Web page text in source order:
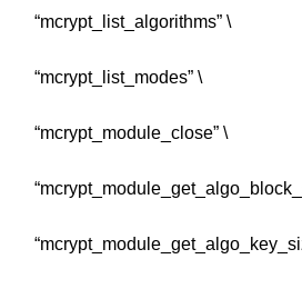
“mcrypt_list_algorithms” \
“mcrypt_list_modes” \
“mcrypt_module_close” \